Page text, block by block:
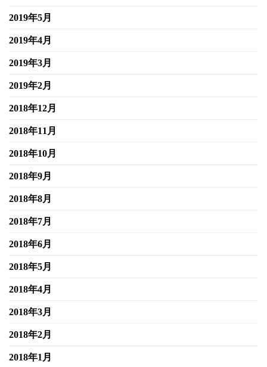
2019年5月
2019年4月
2019年3月
2019年2月
2018年12月
2018年11月
2018年10月
2018年9月
2018年8月
2018年7月
2018年6月
2018年5月
2018年4月
2018年3月
2018年2月
2018年1月